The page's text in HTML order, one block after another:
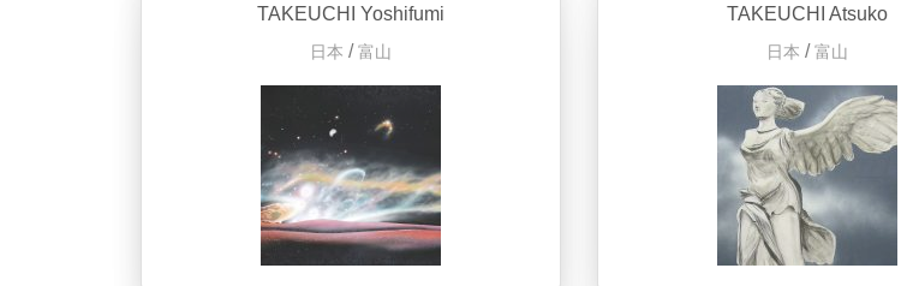
TAKEUCHI Yoshifumi
日本 / 富山
TAKEUCHI Atsuko
日本 / 富山